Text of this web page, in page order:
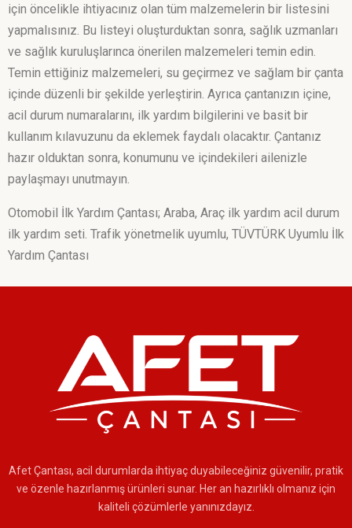
için öncelikle ihtiyacınız olan tüm malzemelerin bir listesini
yapmalısınız. Bu listeyi oluşturduktan sonra, sağlık uzmanları
ve sağlık kuruluşlarınca önerilen malzemeleri temin edin.
Temin ettiğiniz malzemeleri, su geçirmez ve sağlam bir çanta
içinde düzenli bir şekilde yerleştirin. Ayrıca çantanızın içine,
acil durum numaralarını, ilk yardım bilgilerini ve basit bir
kullanım kılavuzunu da eklemek faydalı olacaktır. Çantanız
hazır olduktan sonra, konumunu ve içindekileri ailenizle
paylaşmayı unutmayın.
Otomobil İlk Yardım Çantası; Araba, Araç ilk yardım acil durum
ilk yardım seti. Trafik yönetmelik uyumlu, TÜVTÜRK Uyumlu İlk
Yardım Çantası
Afet Çantası, acil durumlarda ihtiyaç duyabileceğiniz güvenilir, pratik
ve özenle hazırlanmış ürünleri sunar. Her an hazırlıklı olmanız için
kaliteli çözümlerle yanınızdayız.